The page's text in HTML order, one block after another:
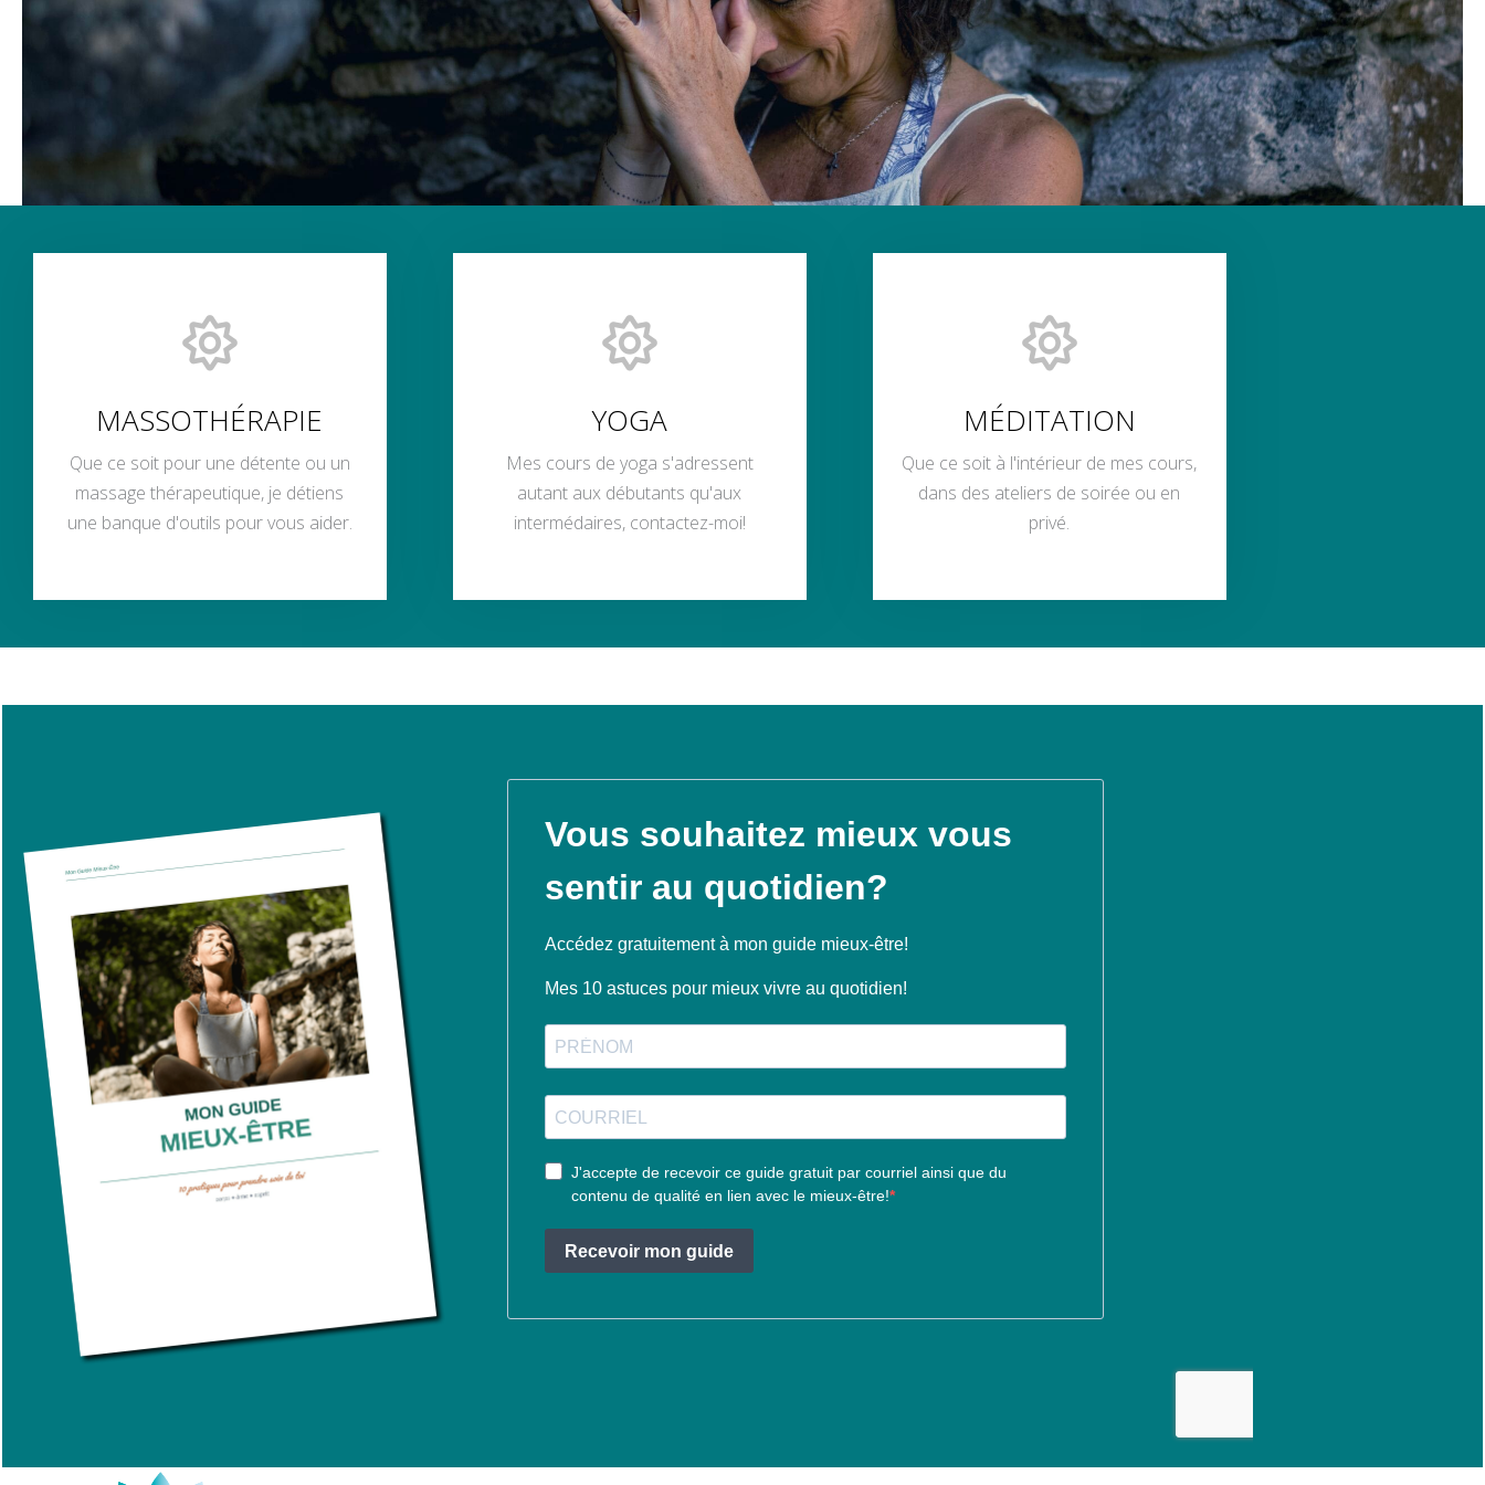
MASSOTHÉRAPIE
Que ce soit pour une détente ou un
massage thérapeutique, je détiens
une banque d'outils pour vous aider.
YOGA
Mes cours de yoga s'adressent
autant aux débutants qu'aux
intermédaires, contactez-moi!
MÉDITATION
Que ce soit à l'intérieur de mes cours,
dans des ateliers de soirée ou en
privé.